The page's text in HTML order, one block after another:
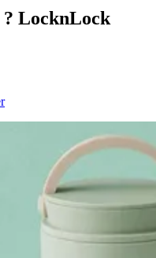
? LocknLock